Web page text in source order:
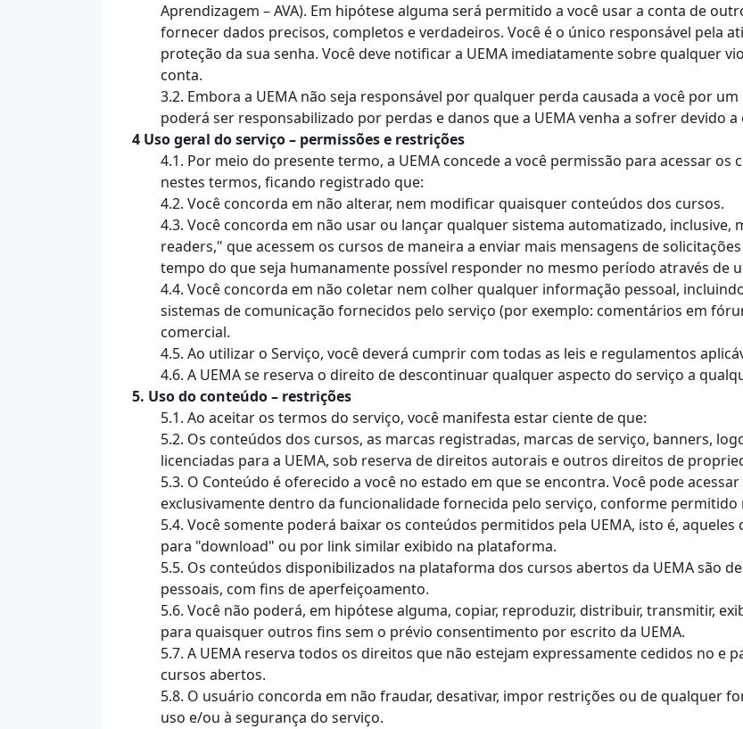
Aprendizagem – AVA). Em hipótese alguma será permitido a você usar a conta de
fornecer dados precisos, completos e verdadeiros. Você é o único responsável pela
proteção da sua senha. Você deve notificar a UEMA imediatamente sobre qualquer
conta.
3.2. Embora a UEMA não seja responsável por qualquer perda causada a você por
poderá ser responsabilizado por perdas e danos que a UEMA venha a sofrer devido
4 Uso geral do serviço – permissões e restrições
4.1. Por meio do presente termo, a UEMA concede a você permissão para acessar
nestes termos, ficando registrado que:
4.2. Você concorda em não alterar, nem modificar quaisquer conteúdos dos cursos.
4.3. Você concorda em não usar ou lançar qualquer sistema automatizado,
readers," que acessem os cursos de maneira a enviar mais mensagens de
tempo do que seja humanamente possível responder no mesmo período através de
4.4. Você concorda em não coletar nem colher qualquer informação pessoal,
sistemas de comunicação fornecidos pelo serviço (por exemplo: comentários em
comercial.
4.5. Ao utilizar o Serviço, você deverá cumprir com todas as leis e regulamentos
4.6. A UEMA se reserva o direito de descontinuar qualquer aspecto do serviço a
5. Uso do conteúdo – restrições
5.1. Ao aceitar os termos do serviço, você manifesta estar ciente de que:
5.2. Os conteúdos dos cursos, as marcas registradas, marcas de serviço, banners,
licenciadas para a UEMA, sob reserva de direitos autorais e outros direitos de
5.3. O Conteúdo é oferecido a você no estado em que se encontra. Você pode
exclusivamente dentro da funcionalidade fornecida pelo serviço, conforme permitido
5.4. Você somente poderá baixar os conteúdos permitidos pela UEMA, isto é,
para "download" ou por link similar exibido na plataforma.
5.5. Os conteúdos disponibilizados na plataforma dos cursos abertos da UEMA são
pessoais, com fins de aperfeiçoamento.
5.6. Você não poderá, em hipótese alguma, copiar, reproduzir, distribuir, transmitir,
para quaisquer outros fins sem o prévio consentimento por escrito da UEMA.
5.7. A UEMA reserva todos os direitos que não estejam expressamente cedidos no e
cursos abertos.
5.8. O usuário concorda em não fraudar, desativar, impor restrições ou de qualquer
uso e/ou à segurança do serviço.